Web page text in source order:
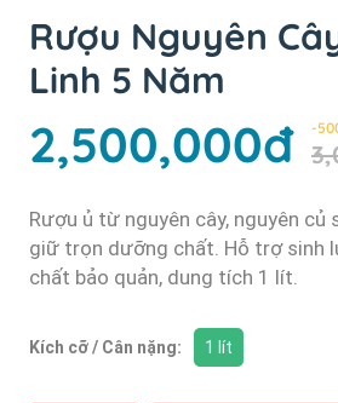
Rượu Nguyên
Linh 5 Năm
2,500,000đ -
Rượu ủ từ nguyên cây, nguyên
giữ trọn dưỡng chất. Hỗ trợ sinh
chất bảo quản, dung tích 1 lít.
Kích cỡ / Cân nặng: 1 lít